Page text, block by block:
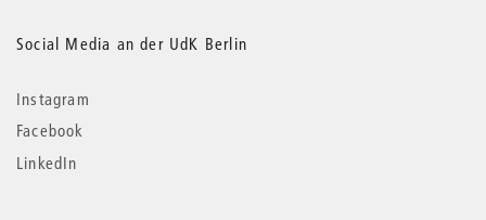
Social Media an der UdK Berlin
Instagram
Facebook
LinkedIn